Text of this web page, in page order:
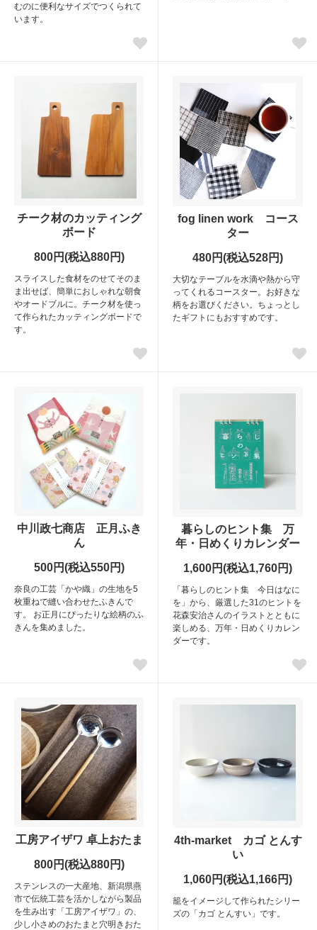
むのに便利なサイズでつくられて
います。
チーク材のカッティング
ボード
800円(税込880円)
スライスした食材をのせてそのま
ま出せば、簡単におしゃれな朝食
やオードブルに。チーク材を使っ
て作られたカッティングボードで
す。
fog linen work コース
ター
480円(税込528円)
大切なテーブルを水滴や熱から守
ってくれるコースター。お好きな
柄をお選びください。ちょっとし
たギフトにもおすすめです。
中川政七商店 正月ふき
ん
500円(税込550円)
奈良の工芸「かや織」の生地を5
枚重ねで縫い合わせたふきんで
す。 お正月にぴったりな絵柄のふ
きんを集めました。
暮らしのヒント集 万
年・日めくりカレンダー
1,600円(税込1,760円)
「暮らしのヒント集 今日はなに
を」から、厳選した31のヒントを
花森安治さんのイラストとともに
楽しめる、万年・日めくりカレン
ダーです。
工房アイザワ 卓上おたま
800円(税込880円)
ステンレスの一大産地、新潟県燕
市で伝統工芸を活かしながら製品
を生み出す「工房アイザワ」の、
少し小さめのおたまと穴明きおた
4th-market カゴ とんす
い
1,060円(税込1,166円)
籠をイメージして作られたシリー
ズの「カゴ とんすい」です。